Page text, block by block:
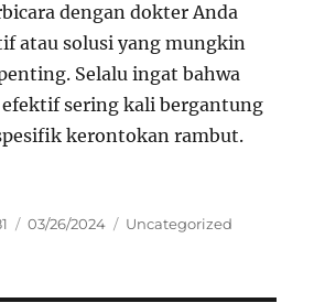
dengan dokter Anda
atau solusi yang mungkin
Selalu ingat bahwa
sering kali bergantung
kerontokan rambut.
Posted
03/26/2024 Categories
Uncategorized